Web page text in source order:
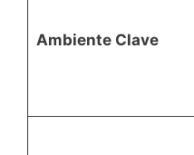
Ambiente Clave